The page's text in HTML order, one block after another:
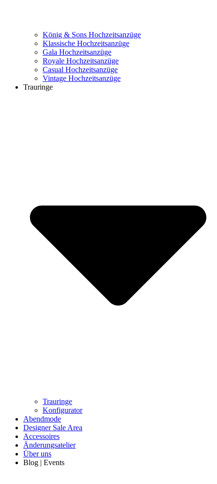
König & Sons Hochzeitsanzüge
Klassische Hochzeitsanzüge
Gala Hochzeitsanzüge
Royale Hochzeitsanzüge
Casual Hochzeitsanzüge
Vintage Hochzeitsanzüge
Trauringe
Trauringe
Konfigurator
Abendmode
Designer Sale Area
Accessoires
Änderungsatelier
Über uns
Blog | Events